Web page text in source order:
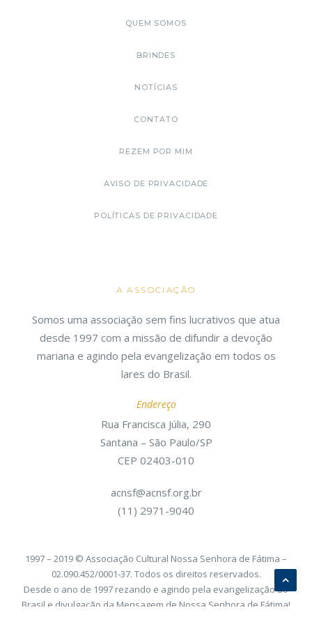
QUEM SOMOS
BRINDES
NOTÍCIAS
CONTATO
REZEM POR MIM
AVISO DE PRIVACIDADE
POLÍTICAS DE PRIVACIDADE
A ASSOCIAÇÃO
Somos uma associação sem fins lucrativos que atua
desde 1997 com a missão de difundir a devoção
mariana e agindo pela evangelização em todos os
lares do Brasil.
Endereço
Rua Francisca Júlia, 290
Santana – São Paulo/SP
CEP 02403-010
acnsf@acnsf.org.br
(11) 2971-9040
1997 – 2019 © Associação Cultural Nossa Senhora de Fátima –
02.090.452/0001-37. Todos os direitos reservados.
Desde o ano de 1997 rezando e agindo pela evangelização do
Brasil e divulgação da Mensagem de Nossa Senhora de Fátima!